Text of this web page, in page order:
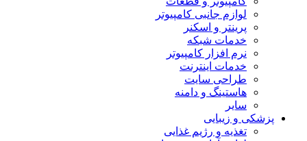
لوازم جانبی کامپیوتر
پرینتر و اسکنر
خدمات شبکه
نرم افزار کامپیوتر
خدمات اینترنت
طراحی سایت
هاستینگ و دامنه
سایر
پزشکی و زیبایی
تغذیه و رژیم غذایی